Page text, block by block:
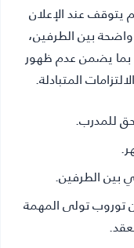
يتوقف عند الإعلان
بين الطرفين،
بما يضمن عدم ظهور
المتبادلة.
للمدرب.
بين الطرفين.
توروب تولى المهمة